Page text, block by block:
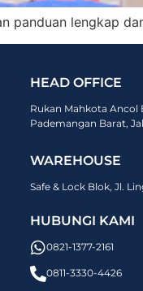
panduan lengkap
HEAD OFFICE
Rukan Mahkota Ancol
Pademangan Barat,
WAREHOUSE
Safe & Lock Blok, Jl.
HUBUNGI KAMI
0821-1377-2161
0811-3330-4426